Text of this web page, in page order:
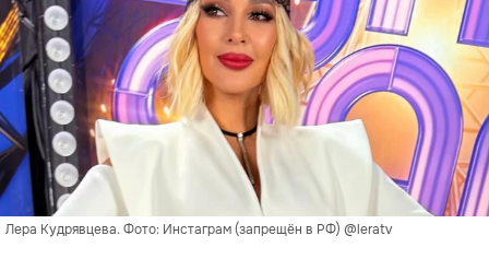
Лера Кудрявцева. Фото: Инстаграм (запрещён в РФ) @leratv